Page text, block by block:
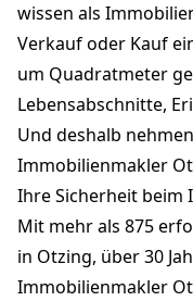
wissen als
Verkauf oder Kauf
um Quadratmeter
Lebensabschnitte,
Und deshalb
Immobilienmakler
Ihre Sicherheit beim
Mit mehr als 875
in Otzing, über 30
Immobilienmakler